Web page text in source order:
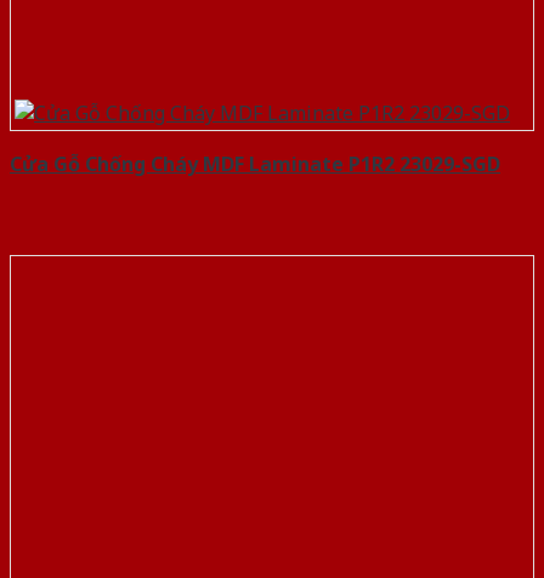
Cửa Gỗ Chống Cháy MDF Laminate P1R2 23029-SGD